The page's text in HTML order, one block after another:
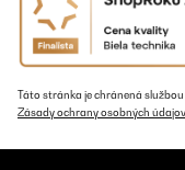
Táto stránka je chránená
Zásady ochrany osobných údajov